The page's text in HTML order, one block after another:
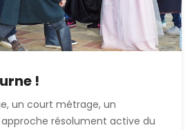
!
un court métrage, un
résolument active du